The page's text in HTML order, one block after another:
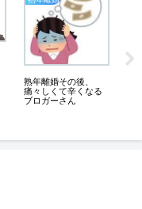
熟年離婚その後、
痛々しくて辛くなる
ブロガーさん